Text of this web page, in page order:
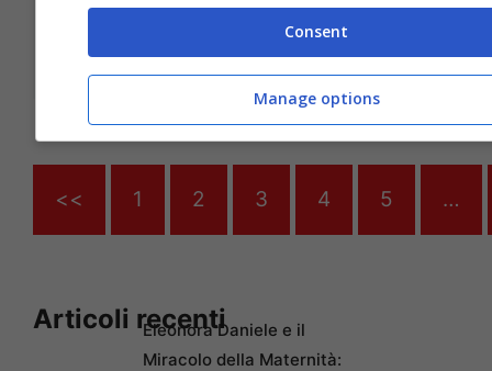
produttore
<< 1 2 3 4 5 …
Articoli recentiEleonora Daniele e il
Miracolo della Maternità:
Consent
Manage options